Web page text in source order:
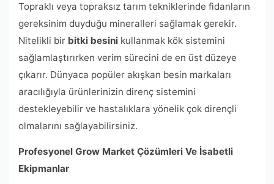
Topraklı veya topraksız tarım tekniklerinde fidanların
gereksinim duyduğu mineralleri sağlamak gerekir.
Nitelikli bir bitki besini kullanmak kök sistemini
sağlamlaştırırken verim sürecini de en üst düzeye
çıkarır. Dünyaca popüler akışkan besin markaları
aracılığıyla ürünlerinizin direnç sistemini
destekleyebilir ve hastalıklara yönelik çok dirençli
olmalarını sağlayabilirsiniz.
Profesyonel Grow Market Çözümleri Ve İsabetli
Ekipmanlar